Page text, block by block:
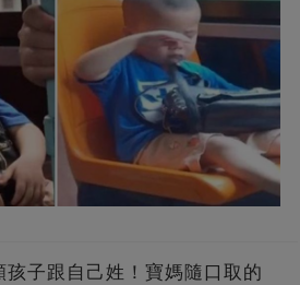
子跟自己姓！寶媽隨口取的